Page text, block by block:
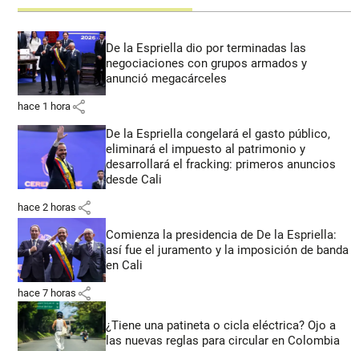
De la Espriella dio por terminadas las
negociaciones con grupos armados y
anunció megacárceles
hace 1 hora share
De la Espriella congelará el gasto público,
eliminará el impuesto al patrimonio y
desarrollará el fracking: primeros anuncios
desde Cali
hace 2 horas share
Comienza la presidencia de De la Espriella:
así fue el juramento y la imposición de banda
en Cali
hace 7 horas share
¿Tiene una patineta o cicla eléctrica? Ojo a
las nuevas reglas para circular en Colombia